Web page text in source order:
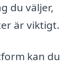
du väljer,
är viktigt.
kan du